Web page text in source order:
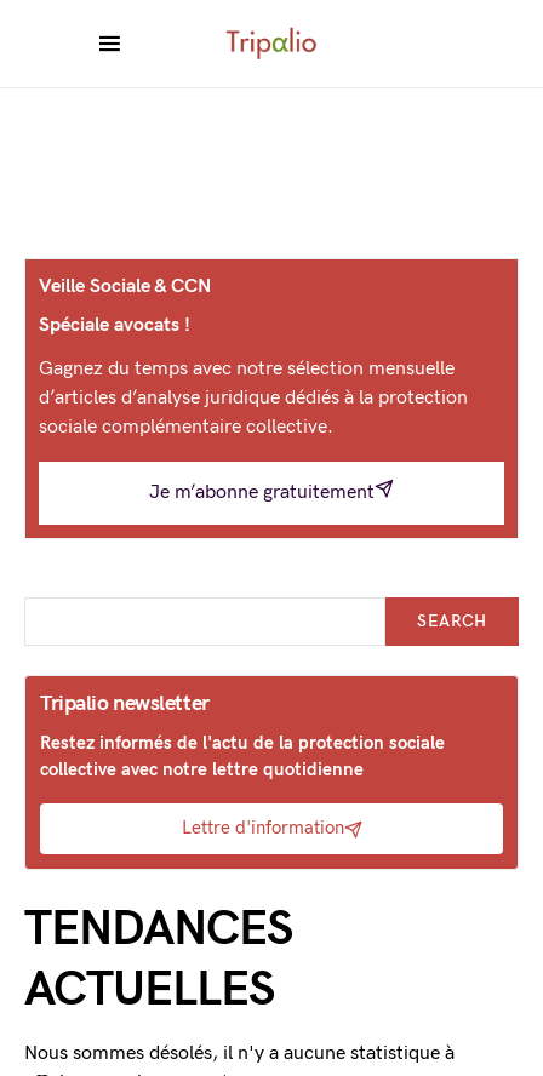
Veille Sociale & CCN
Spéciale avocats !
Gagnez du temps avec notre sélection mensuelle
d’articles d’analyse juridique dédiés à la protection
sociale complémentaire collective.
Je m’abonne gratuitement
SEARCH
Tripalio newsletter
Restez informés de l'actu de la protection sociale
collective avec notre lettre quotidienne
Lettre d'information
TENDANCES
ACTUELLES
Nous sommes désolés, il n'y a aucune statistique à